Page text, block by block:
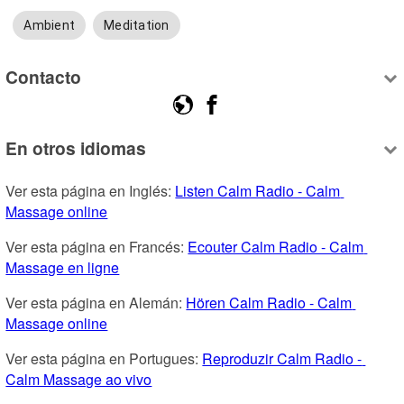
Ambient Meditation
Contacto
En otros idiomas
Ver esta página en Inglés: Listen Calm Radio - Calm
Massage online
Ver esta página en Francés: Ecouter Calm Radio - Calm
Massage en ligne
Ver esta página en Alemán: Hören Calm Radio - Calm
Massage online
Ver esta página en Portugues: Reproduzir Calm Radio -
Calm Massage ao vivo